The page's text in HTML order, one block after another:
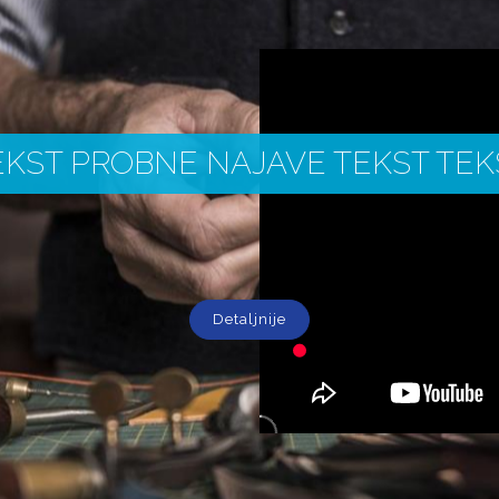
PROBNE NAJAVE TEKST
Detaljnije